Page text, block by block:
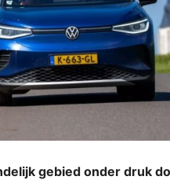
gebied onder druk